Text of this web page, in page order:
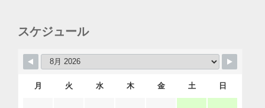
スケジュール
月 火 水 木 金 土 日